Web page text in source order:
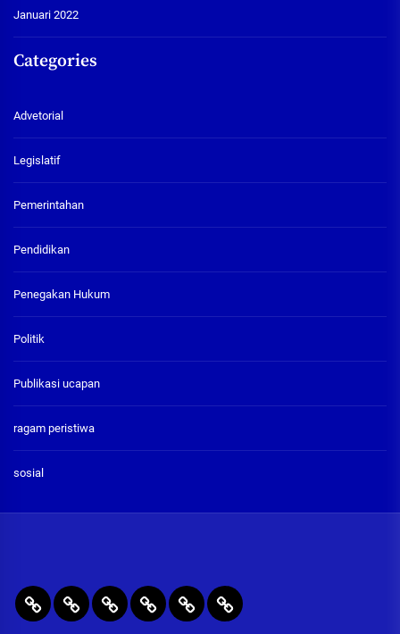
Januari 2022
Categories
Advetorial
Legislatif
Pemerintahan
Pendidikan
Penegakan Hukum
Politik
Publikasi ucapan
ragam peristiwa
sosial
BERITA RAGAM PENEGAKANPENDIDIKAN
PublikasiADVETORIAL